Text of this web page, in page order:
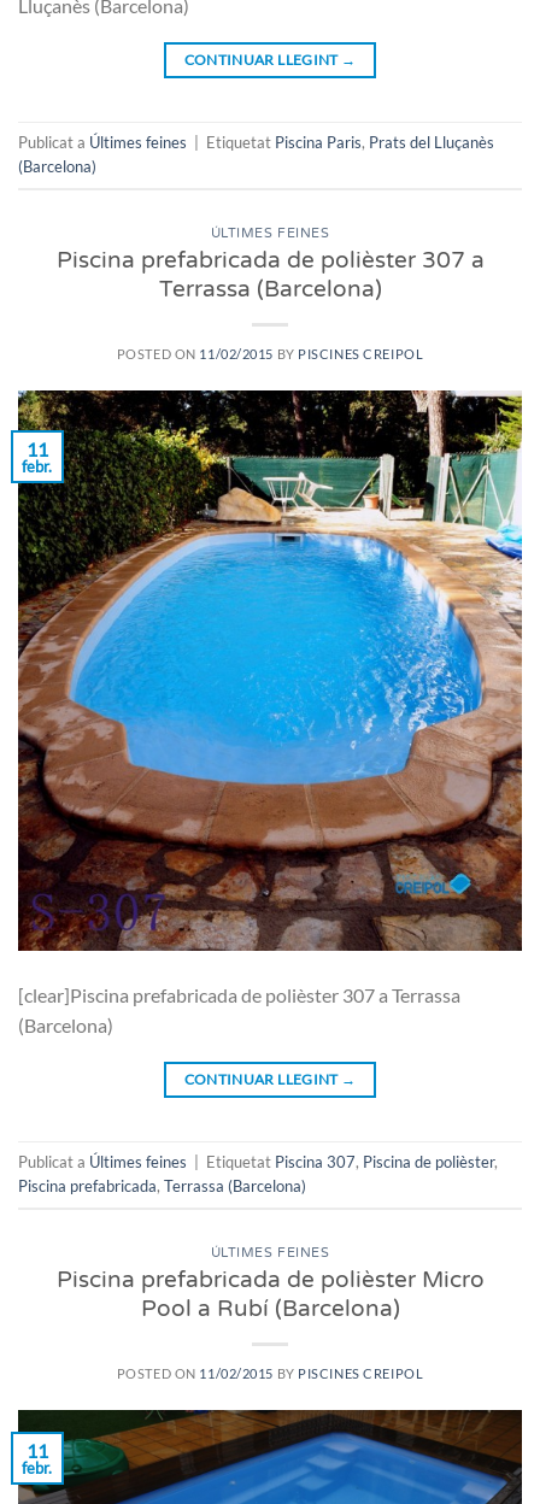
Lluçanès (Barcelona)
CONTINUAR LLEGINT →
Publicat a Últimes feines Etiquetat Piscina Paris, Prats del Lluçanès
(Barcelona)
ÚLTIMES FEINES
Piscina prefabricada de polièster 307 a
Terrassa (Barcelona)
POSTED ON 11/02/2015 BY PISCINES CREIPOL
11
febr.
[clear]Piscina prefabricada de polièster 307 a Terrassa
(Barcelona)
CONTINUAR LLEGINT →
Publicat a Últimes feines Etiquetat Piscina 307, Piscina de polièster,
Piscina prefabricada, Terrassa (Barcelona)
ÚLTIMES FEINES
Piscina prefabricada de polièster Micro
Pool a Rubí (Barcelona)
POSTED ON 11/02/2015 BY PISCINES CREIPOL
11
febr.